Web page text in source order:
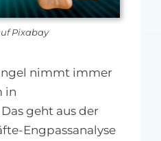
Pixabay
nimmt immer
in
Das geht aus der
Engpassanalyse